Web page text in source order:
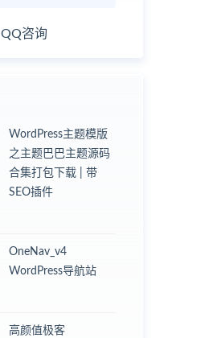
QQ咨询
WordPress主题模版
之主题巴巴主题源码
合集打包下载 | 带
SEO插件
OneNav_v4
WordPress导航站
高颜值极客